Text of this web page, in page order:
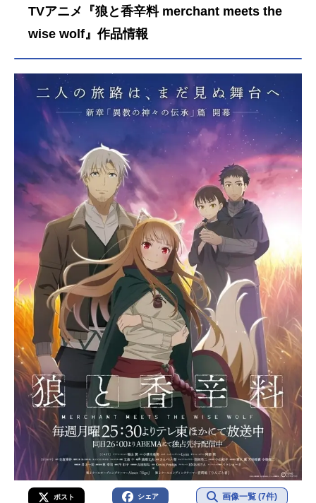
TVアニメ『狼と香辛料 merchant meets the
wise wolf』作品情報
ポスト シェア 画像一覧 (7件)